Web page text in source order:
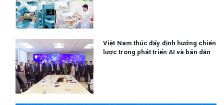
Việt Nam thúc đẩy định hướng chiến
lược trong phát triển AI và bán dẫn